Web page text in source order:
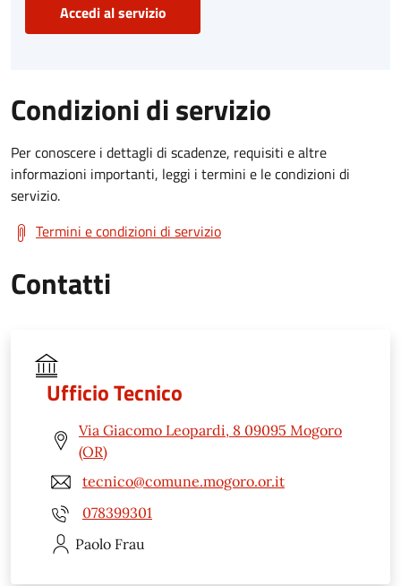
Accedi al servizio
Condizioni di servizio
Per conoscere i dettagli di scadenze, requisiti e altre
informazioni importanti, leggi i termini e le condizioni di
servizio.
Termini e condizioni di servizio
Contatti
Ufficio Tecnico
Via Giacomo Leopardi, 8 09095 Mogoro
(OR)
tecnico@comune.mogoro.or.it
078399301
Paolo Frau